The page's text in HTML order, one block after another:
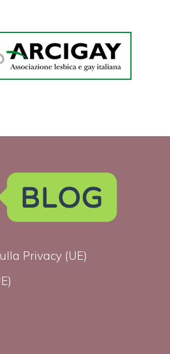
Privacy (UE)